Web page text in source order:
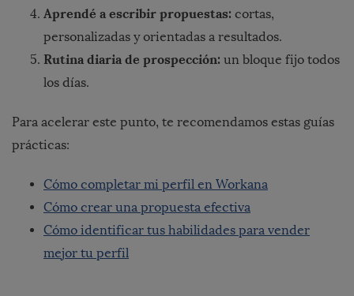
Aprendé a escribir propuestas: cortas,
personalizadas y orientadas a resultados.
Rutina diaria de prospección: un bloque fijo todos
los días.
Para acelerar este punto, te recomendamos estas guías
prácticas:
Cómo completar mi perfil en Workana
Cómo crear una propuesta efectiva
Cómo identificar tus habilidades para vender
mejor tu perfil